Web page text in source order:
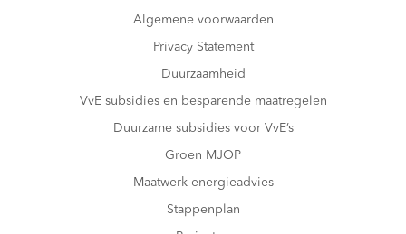
Algemene voorwaarden
Privacy Statement
Duurzaamheid
VvE subsidies en besparende maatregelen
Duurzame subsidies voor VvE’s
Groen MJOP
Maatwerk energieadvies
Stappenplan